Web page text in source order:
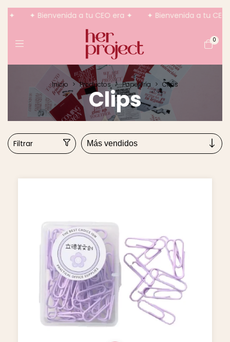
✦ ✦ Bienvenida a tu CEO era ✦ ✦ Bienvenida a tu CEO
0
Inicio > Productos > Papelería > Clips
Clips
Filtrar